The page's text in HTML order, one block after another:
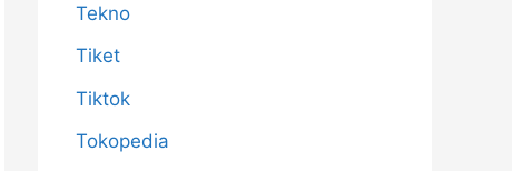
Tekno
Tiket
Tiktok
Tokopedia